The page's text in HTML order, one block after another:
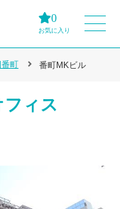
0
お気に入り
番町 番町MKビル
ィス